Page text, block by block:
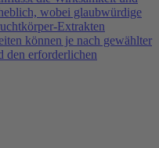
wobei glaubwürdige
Extrakten
können je nach gewählter
den erforderlichen